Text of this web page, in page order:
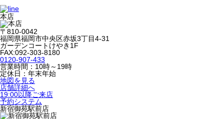
本店
〒810-0042
福岡県福岡市中央区赤坂3丁目4-31
ガーデンコートけやき1F
FAX:092-303-8180
0120-907-433
営業時間：10時～19時
定休日：年末年始
地図を見る
店舗詳細へ
19:00以降ご来店
予約システム
新宿御苑駅前店